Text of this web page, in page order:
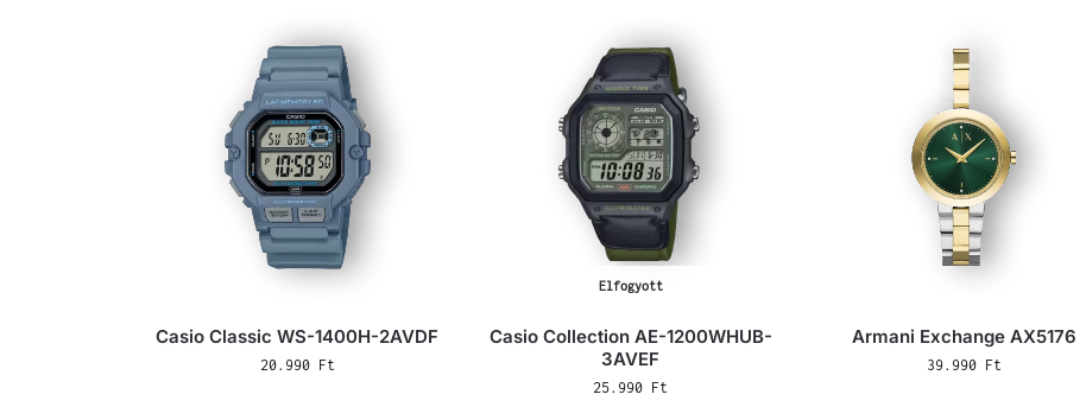
Casio Classic WS-1400H-2AVDF
20.990 Ft
Elfogyott
Casio Collection AE-1200WHUB-
3AVEF
25.990 Ft
Armani Exchange AX5176
39.990 Ft